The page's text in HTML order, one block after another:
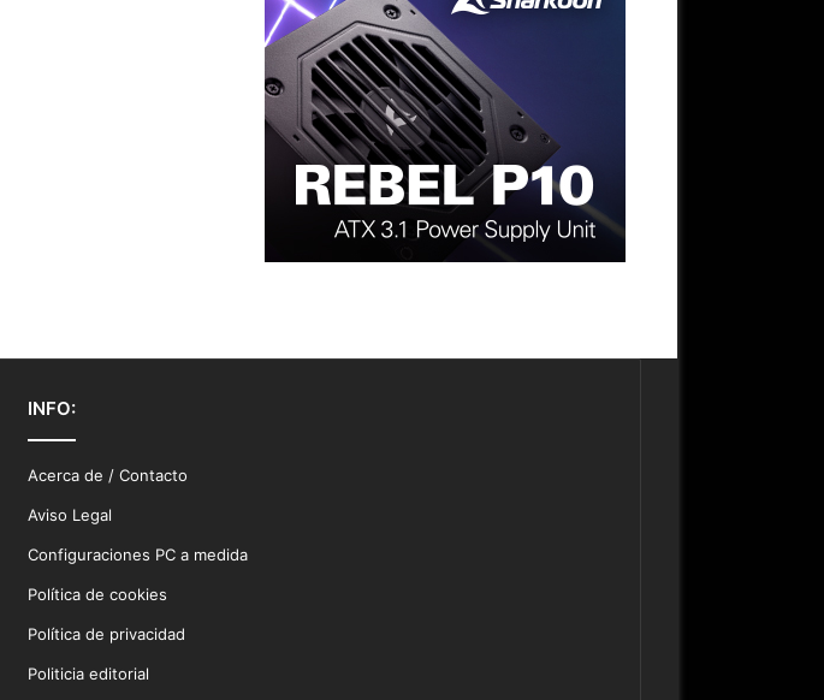
INFO:
Acerca de / Contacto
Aviso Legal
Configuraciones PC a medida
Política de cookies
Política de privacidad
Politicia editorial